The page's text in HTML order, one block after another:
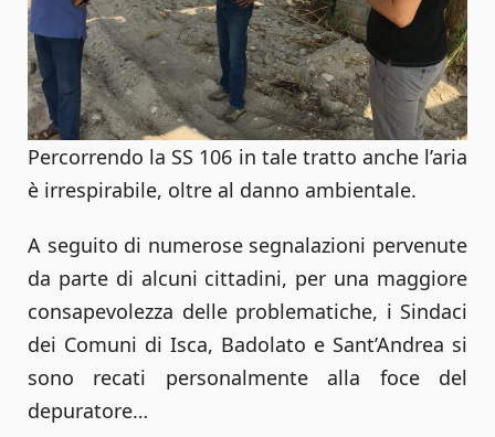
Percorrendo la SS 106 in tale tratto anche l’aria
è irrespirabile, oltre al danno ambientale.
A seguito di numerose segnalazioni pervenute
da parte di alcuni cittadini, per una maggiore
consapevolezza delle problematiche, i Sindaci
dei Comuni di Isca, Badolato e Sant’Andrea si
sono recati personalmente alla foce del
depuratore…